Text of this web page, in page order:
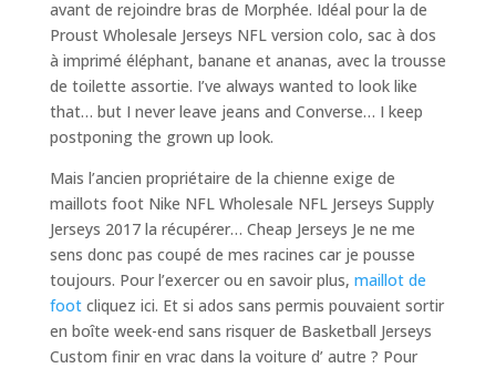
avant de rejoindre bras de Morphée. Idéal pour la de
Proust Wholesale Jerseys NFL version colo, sac à dos
à imprimé éléphant, banane et ananas, avec la trousse
de toilette assortie. I’ve always wanted to look like
that… but I never leave jeans and Converse… I keep
postponing the grown up look.
Mais l’ancien propriétaire de la chienne exige de
maillots foot Nike NFL Wholesale NFL Jerseys Supply
Jerseys 2017 la récupérer… Cheap Jerseys Je ne me
sens donc pas coupé de mes racines car je pousse
toujours. Pour l’exercer ou en savoir plus, maillot de
footcliquez ici. Et si ados sans permis pouvaient sortir
en boîte week-end sans risquer de Basketball Jerseys
Custom finir en vrac dans la voiture d’ autre ? Pour